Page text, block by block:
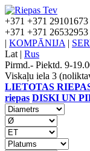
+371 +371 29101673
+371 +371 26532953
| KOMPĀNIJA |
Lat | Rus
Pirmd.- Piektd. 9-
Viskaļu iela 3
LIETOTAS
riepas DISKI UN